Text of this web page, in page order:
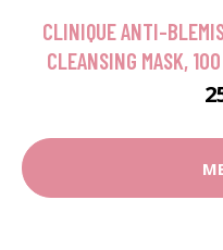
CLINIQUE ANTI-
CLEANSING MASK,